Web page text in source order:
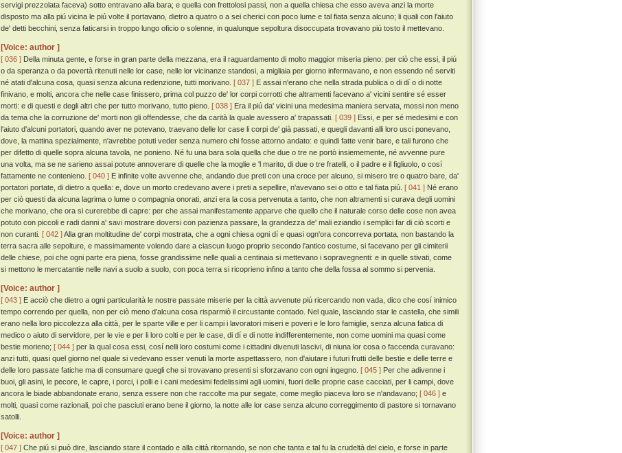
servigi prezzolata faceva) sotto entravano alla bara; e quella con frettolosi passi, non a quella chiesa che esso aveva anzi la morte
disposto ma alla piú vicina le piú volte il portavano, dietro a quatro o a sei cherici con poco lume e tal fiata senza alcuno; li quali con l'aiuto
de' detti becchini, senza faticarsi in troppo lungo oficio o solenne, in qualunque sepoltura disoccupata trovavano piú tosto il mettevano.
[Voice: author ]
[ 036 ] Della minuta gente, e forse in gran parte della mezzana, era il raguardamento di molto maggior miseria pieno: per ciò che essi, il piú
o da speranza o da povertà ritenuti nelle lor case, nelle lor vicinanze standosi, a migliaia per giorno infermavano, e non essendo né serviti
né atati d'alcuna cosa, quasi senza alcuna redenzione, tutti morivano. [ 037 ] E assai n'erano che nella strada publica o di dí o di notte
finivano, e molti, ancora che nelle case finissero, prima col puzzo de' lor corpi corrotti che altramenti facevano a' vicini sentire sé esser
morti: e di questi e degli altri che per tutto morivano, tutto pieno. [ 038 ] Era il piú da' vicini una medesima maniera servata, mossi non meno
da tema che la corruzione de' morti non gli offendesse, che da carità la quale avessero a' trapassati. [ 039 ] Essi, e per sé medesimi e con
l'aiuto d'alcuni portatori, quando aver ne potevano, traevano delle lor case li corpi de' già passati, e quegli davanti alli loro usci ponevano,
dove, la mattina spezialmente, n'avrebbe potuti veder senza numero chi fosse attorno andato: e quindi fatte venir bare, e tali furono che
per difetto di quelle sopra alcuna tavola, ne ponieno. Né fu una bara sola quella che due o tre ne portò insiememente, né avvenne pure
una volta, ma se ne sarieno assai potute annoverare di quelle che la moglie e 'l marito, di due o tre fratelli, o il padre e il figliuolo, o cosí
fattamente ne contenieno. [ 040 ] E infinite volte avvenne che, andando due preti con una croce per alcuno, si misero tre o quatro bare, da'
portatori portate, di dietro a quella: e, dove un morto credevano avere i preti a sepellire, n'avevano sei o otto e tal fiata piú. [ 041 ] Né erano
per ciò questi da alcuna lagrima o lume o compagnia onorati, anzi era la cosa pervenuta a tanto, che non altramenti si curava degli uomini
che morivano, che ora si curerebbe di capre: per che assai manifestamente apparve che quello che il naturale corso delle cose non avea
potuto con piccoli e radi danni a' savi mostrare doversi con pazienza passare, la grandezza de' mali eziandio i semplici far di ciò scorti e
non curanti. [ 042 ]Alla gran moltitudine de' corpi mostrata, che a ogni chiesa ogni dí e quasi ogn'ora concorreva portata, non bastando la
terra sacra alle sepolture, e massimamente volendo dare a ciascun luogo proprio secondo l'antico costume, si facevano per gli cimiterii
delle chiese, poi che ogni parte era piena, fosse grandissime nelle quali a centinaia si mettevano i sopravegnenti: e in quelle stivati, come
si mettono le mercatantie nelle navi a suolo a suolo, con poca terra si ricoprieno infino a tanto che della fossa al sommo si pervenia.
[Voice: author ]
[ 043 ] E acciò che dietro a ogni particularità le nostre passate miserie per la città avvenute piú ricercando non vada, dico che cosí inimico
tempo correndo per quella, non per ciò meno d'alcuna cosa risparmiò il circustante contado. Nel quale, lasciando star le castella, che simili
erano nella loro piccolezza alla città, per le sparte ville e per li campi i lavoratori miseri e poveri e le loro famiglie, senza alcuna fatica di
medico o aiuto di servidore, per le vie e per li loro colti e per le case, di dí e di notte indifferentemente, non come uomini ma quasi come
bestie morieno; [ 044 ] per la qual cosa essi, cosí nelli loro costumi come i cittadini divenuti lascivi, di niuna lor cosa o faccenda curavano:
anzi tutti, quasi quel giorno nel quale si vedevano esser venuti la morte aspettassero, non d'aiutare i futuri frutti delle bestie e delle terre e
delle loro passate fatiche ma di consumare quegli che si trovavano presenti si sforzavano con ogni ingegno. [ 045 ] Per che adivenne i
buoi, gli asini, le pecore, le capre, i porci, i polli e i cani medesimi fedelissimi agli uomini, fuori delle proprie case cacciati, per li campi, dove
ancora le biade abbandonate erano, senza essere non che raccolte ma pur segate, come meglio piaceva loro se n'andavano; [ 046 ] e
molti, quasi come razionali, poi che pasciuti erano bene il giorno, la notte alle lor case senza alcuno correggimento di pastore si tornavano
satolli.
[Voice: author ]
[ 047 ] Che piú si può dire, lasciando stare il contado e alla città ritornando, se non che tanta e tal fu la crudeltà del cielo, e forse in parte